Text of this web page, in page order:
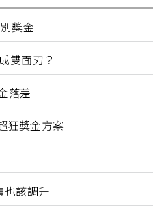
獎金
雙面刃？
落差
狂獎金方案
該調升